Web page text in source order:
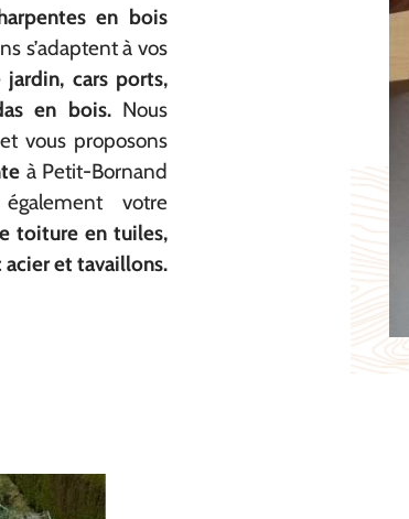
en bois
s’adaptent à vos
cars ports,
en bois.Nous
vous proposons
à Petit-Bornand
votre
toiture en tuiles,
acier et tavaillons.